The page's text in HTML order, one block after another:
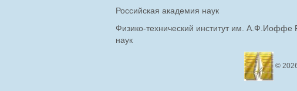
Российская академия наук
Физико-технический институт им. А.Ф.Иоффе
наук
©